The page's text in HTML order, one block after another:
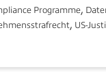
Programme,
, US-